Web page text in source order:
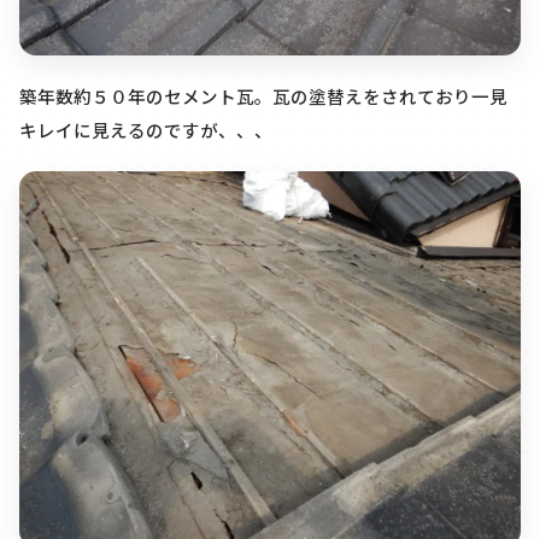
築年数約５０年のセメント瓦。瓦の塗替えをされており一見
キレイに見えるのですが、、、